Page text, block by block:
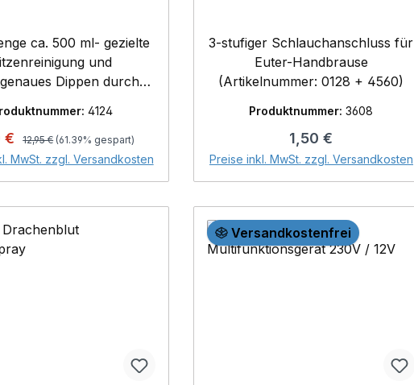
ca. 500 ml- gezielte
und
Dippen durch
Zitzenbecher-
einstellbar vom
zum Direktstrahl-
Dippmittel
zeigendem Sprüher
Trichter um die
gezielt besrpühen zu
4124
€ Regulärer Preis:
12,95 € (61.39% gespart)
MwSt. zzgl. Versandkosten
3-stufiger Schlauchanschluss für
Euter-Handbrause
(Artikelnummer: 0128 + 4560)
Produktnummer:3608
Regulärer Preis:
1,50 €
Preise inkl. MwSt. zzgl. Versandkosten
In den Warenkorb
Versandkostenfrei